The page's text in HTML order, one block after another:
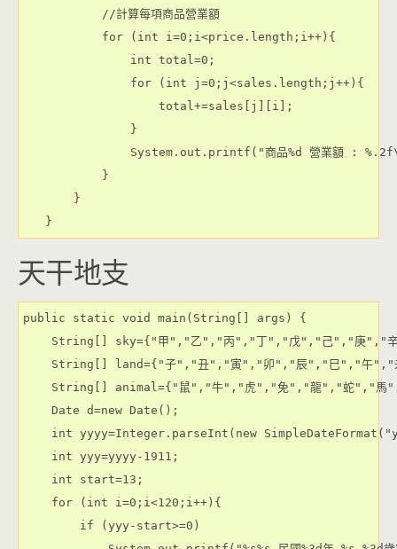
        //計算每項商品營業額
        for (int i=0;i<price.length;i++){
            int total=0;
            for (int j=0;j<sales.length;j++){
                total+=sales[j][i];
            }
System.out.printf("商品%d 營業額 :
        }
    }
天干地支
public static void main(String[] args) {
String[] sky={"甲","乙","丙","丁","戊","己","庚","
String[] land={"子","丑","寅","卯","辰","巳","午","
String[] animal={"鼠","牛","虎","免","龍","蛇","馬
    Date d=new Date();
int yyyy=Integer.parseInt(new
    int yyy=yyyy-1911;
    int start=13;
    for (int i=0;i<120;i++){
        if (yyy-start>=0)